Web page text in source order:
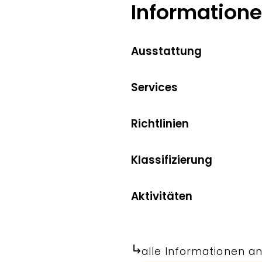
Ausstattung
Services
Richtlinien
Klassifizierung
Aktivitäten
alle Informationen